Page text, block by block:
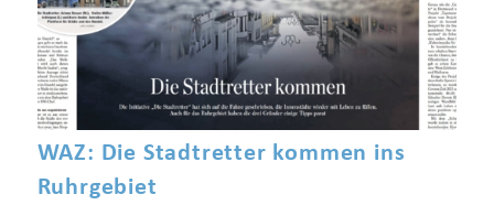
WAZ: Die Stadtretter kommen ins
Ruhrgebiet